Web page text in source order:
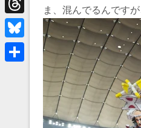
ま、混んでるんです
b
o
o
k
e
n
a
n
T
h
r
B